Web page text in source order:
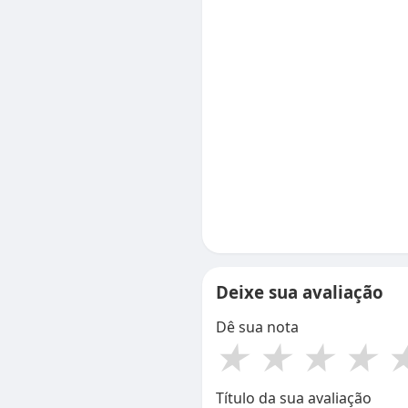
Deixe sua avaliação
Dê sua nota
★ ★ ★ ★
Título da sua avaliação